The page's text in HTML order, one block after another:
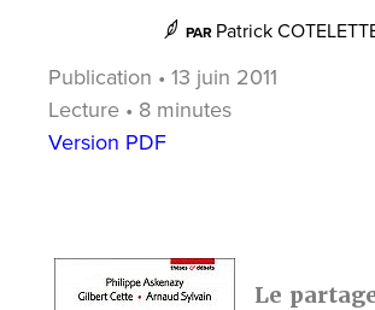
PAR Patrick
Publication • 13 juin 2011
Lecture • 8 minutes
Version PDF
Le